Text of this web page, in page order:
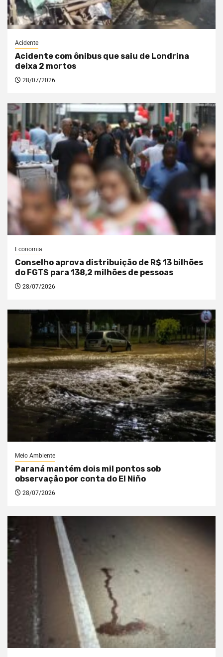
Acidente
Acidente com ônibus que saiu de Londrina
deixa 2 mortos
28/07/2026
Economia
Conselho aprova distribuição de R$ 13 bilhões
do FGTS para 138,2 milhões de pessoas
28/07/2026
Meio Ambiente
Paraná mantém dois mil pontos sob
observação por conta do El Niño
28/07/2026